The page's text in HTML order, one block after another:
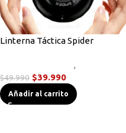
Linterna Táctica Spider
,
$49.990 $39.990
Añadir al carrito